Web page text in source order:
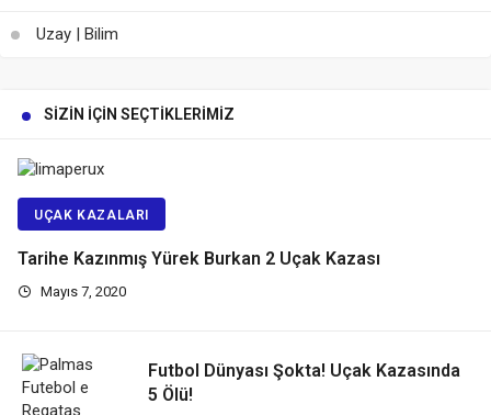
Uzay | Bilim
SIZIN İÇIN SEÇTIKLERIMIZ
UÇAK KAZALARI
Tarihe Kazınmış Yürek Burkan 2 Uçak Kazası
Mayıs 7, 2020
Futbol Dünyası Şokta! Uçak Kazasında
5 Ölü!